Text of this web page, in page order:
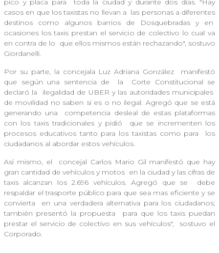
pico y placa para
toda la ciudad y durante dos días. "Hay
casos en que los taxistas no llevan a las personas a diferentes
destinos como algunos barrios de Dosquebradas y en
ocasiones los taxis prestan el servicio de colectivo lo cual va
en contra de lo
que ellos mismos están rechazando", sostuvo
Giordanelli.
Por su parte, la concejala Luz Adriana González
manifestó
que según una sentencia de la
Corte Constitucional se
declaró la ilegalidad de UBER y las autoridades municipales
de movilidad no saben si es o no ilegal. Agregó que se está
generando una
competencia desleal de estas plataformas
con los taxis tradicionales y pidió
que se incrementen los
procesos educativos tanto para los taxistas como para
los
ciudadanos al abordar estos vehículos.
Así mismo, el
concejal Carlos Mario Gil manifestó que hay
gran cantidad de vehículos y motos en la ciudad y las cifras de
taxis alcanzan los 2.696 vehículos. Agregó que se
debe
respaldar el trasporte público para que sea mas eficiente y se
convierta
en una verdadera alternativa para los ciudadanos;
también presentó la propuesta
para que los taxis puedan
prestar el servicio de colectivo en sus vehículos",
sostuvo el
Corporado.